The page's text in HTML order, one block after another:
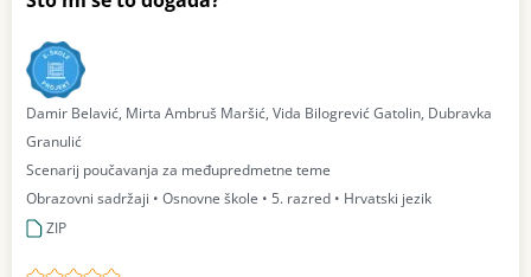
Damir Belavić, Mirta Ambruš Maršić, Vida Bilogrević Gatolin, Dubravka
Granulić
Scenarij poučavanja za međupredmetne teme
Obrazovni sadržaji • Osnovne škole • 5. razred • Hrvatski jezik
ZIP